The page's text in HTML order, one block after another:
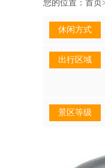
您的位置： 首页
休闲方式
出行区域
景区等级